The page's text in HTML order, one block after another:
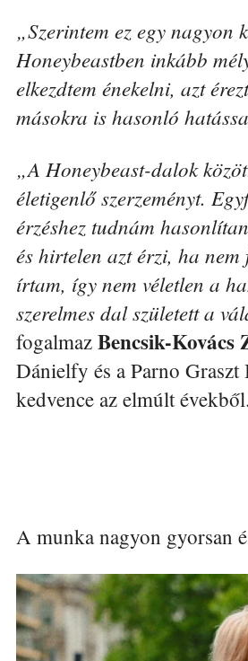
„Szerintem ez egy nagyon
Honeybeastben inkább
elkezdtem énekelni, azt
másokra is hasonló
„A Honeybeast-dalok
életigenlő szerzeményt.
érzéshez tudnám
és hirtelen azt érzi, ha
írtam, így nem véletlen a
szerelmes dal született a
fogalmaz Bencsik-Kovács
Dánielfy és a Parno
kedvence az elmúlt évekből.
A munka nagyon gyorsan